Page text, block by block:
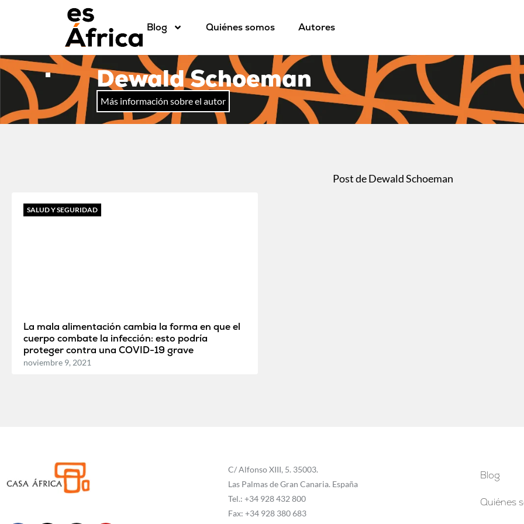
Blog Quiénes somos Autores
Dewald Schoeman
Más información sobre el autor
Post de Dewald Schoeman
SALUD Y SEGURIDAD
La mala alimentación cambia la forma en que el
cuerpo combate la infección: esto podría
proteger contra una COVID-19 grave
noviembre 9, 2021
C/ Alfonso XIII, 5. 35003.
Las Palmas de Gran Canaria. España
Tel.: +34 928 432 800
Fax: +34 928 380 683
Blog
Quiénes